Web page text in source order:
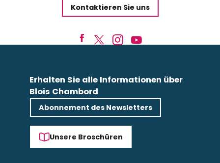
Kontaktieren Sie uns
Erhalten Sie alle Informationen über
Blois Chambord
Abonnement des Newsletters
Unsere Broschüren